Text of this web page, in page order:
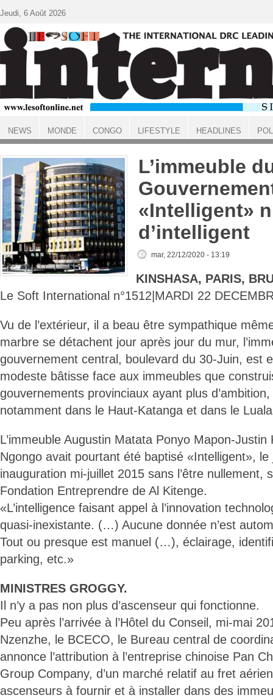
ACCUEIL
L’immeuble
«Intelligent»
d’intelligent
mar, 22/12/2020 - 13:19
KINSHASA, PARIS,
Le Soft International n°1512|MARDI 22
Vu de l’extérieur, il a beau être sympathique
marbre se détachent jour après jour du mur,
gouvernement central, boulevard du 30-Juin, est
modeste bâtisse face aux immeubles que
gouvernements provinciaux ayant plus
notamment dans le Haut-Katanga et dans le
L’immeuble Augustin Matata Ponyo Mapon-Justin
Ngongo avait pourtant été baptisé «Intelligent», le
inauguration mi-juillet 2015 sans l’être nullement,
Fondation Entreprendre de Al Kitenge.
«L’intelligence faisant appel à l’innovation
quasi-inexistante. (…) Aucune donnée n’est
Tout ou presque est manuel (…), éclairage,
parking, etc.»
MINISTRES GROGGY.
Il n’y a pas non plus d’ascenseur qui fonctionne.
Peu après l’arrivée à l’Hôtel du Conseil, mi-mai
Nzenzhe, le BCECO, le Bureau central de
annonce l’attribution à l’entreprise chinoise Pan
Group Company, d’un marché relatif au fret
ascenseurs à fournir et à installer dans des
Jeudi, 6 Août 2026
NEWS MONDE CONGO LIFESTYLE HEADLINES